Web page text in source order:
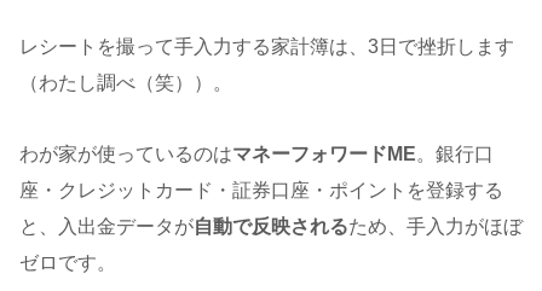
レシートを撮って手入力する家計簿は、3日で挫折します
（わたし調べ（笑））。
わが家が使っているのはマネーフォワードME。銀行口
座・クレジットカード・証券口座・ポイントを登録する
と、入出金データが自動で反映されるため、手入力がほぼ
ゼロです。